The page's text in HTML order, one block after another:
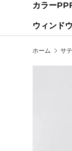
カラー
ウィンド
ホーム